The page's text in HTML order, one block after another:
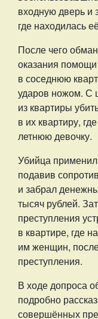
входную дверь и
где находилась
После чего
оказания
в соседнюю
ударов ножом. С
из квартиры
в их квартиру,
летнюю девочку.
Убийца
подавив
и забрал
тысяч рублей.
преступления
в квартире, где
им женщин,
преступления.
В ходе допроса
подробно
совершённых